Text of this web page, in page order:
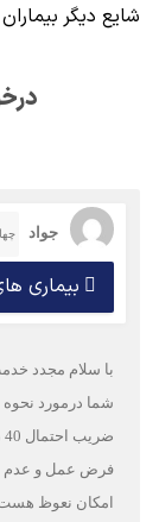
شایع دیگر
جواد
بیماری
شما درمورد
فرض عمل و عدم
امکان نعوظ